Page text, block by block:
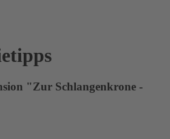
"Zur Schlangenkrone -